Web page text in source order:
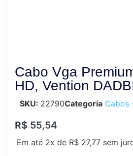
Cabo Vga
HD, Vention
SKU: 22790Categoria Cabos
R$ 55,54
Em até 2x de R$ 27,77 sem